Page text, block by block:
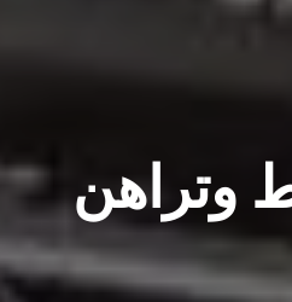
وتراهن